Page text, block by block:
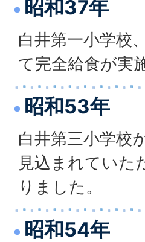
昭和37年
白井第一小学校
て完全給食が実
昭和53年
白井第三小学校
見込まれていた
りました。
昭和54年